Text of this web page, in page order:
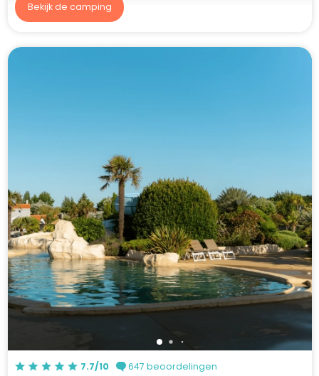
Bekijk de camping
7.7/10 647 beoordelingen